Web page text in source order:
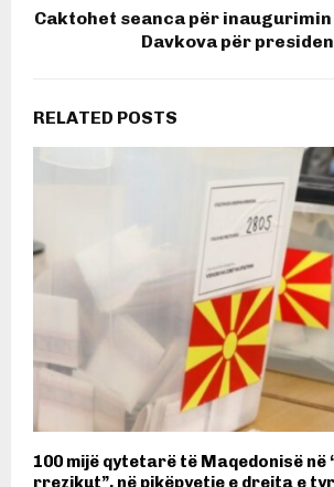
Caktohet seanca për
Davkova për
RELATED POSTS
100 mijë qytetarë të Maqedonisë në
rrezikut”, në pikëpyetje e drejta e